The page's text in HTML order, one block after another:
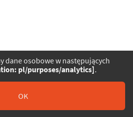
zwiedzania
Danych Osobowych
Impressum
Barrierefreiheit
dane osobowe w następujących
pl/purposes/analytics].
OK